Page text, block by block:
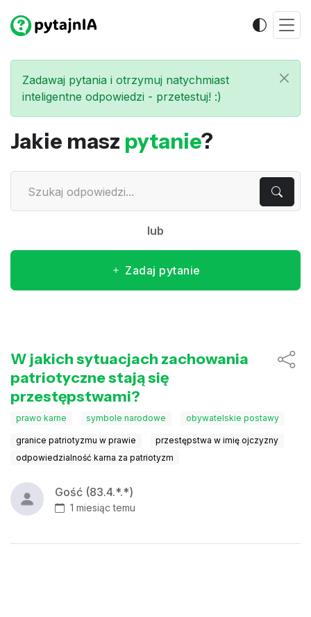
Zadawaj pytania i otrzymuj natychmiast
inteligentne odpowiedzi - przetestuj! :)
Jakie masz pytanie?
lub
Zadaj pytanie
W jakich sytuacjach zachowania
patriotyczne stają się
przestępstwami?
prawo karne symbole narodowe obywatelskie postawy
granice patriotyzmu w prawie
przestępstwa w imię ojczyzny
odpowiedzialność karna za patriotyzm
Gość (83.4.*.*)
1 miesiąc temu